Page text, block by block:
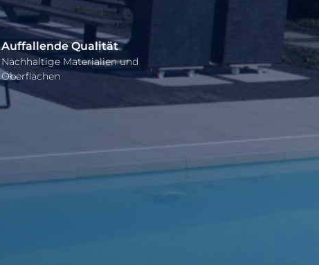
Auffallende Qualität
Nachhaltige Materialien und
Oberflächen